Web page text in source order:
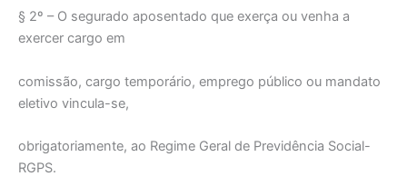
§ 2º – O segurado aposentado que exerça ou venha a
exercer cargo em
comissão, cargo temporário, emprego público ou mandato
eletivo vincula-se,
obrigatoriamente, ao Regime Geral de Previdência Social-
RGPS.